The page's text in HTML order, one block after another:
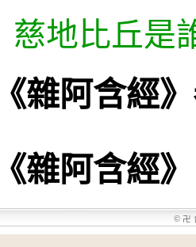
慈地比丘是
雜阿含經
雜阿含經》
© 卍